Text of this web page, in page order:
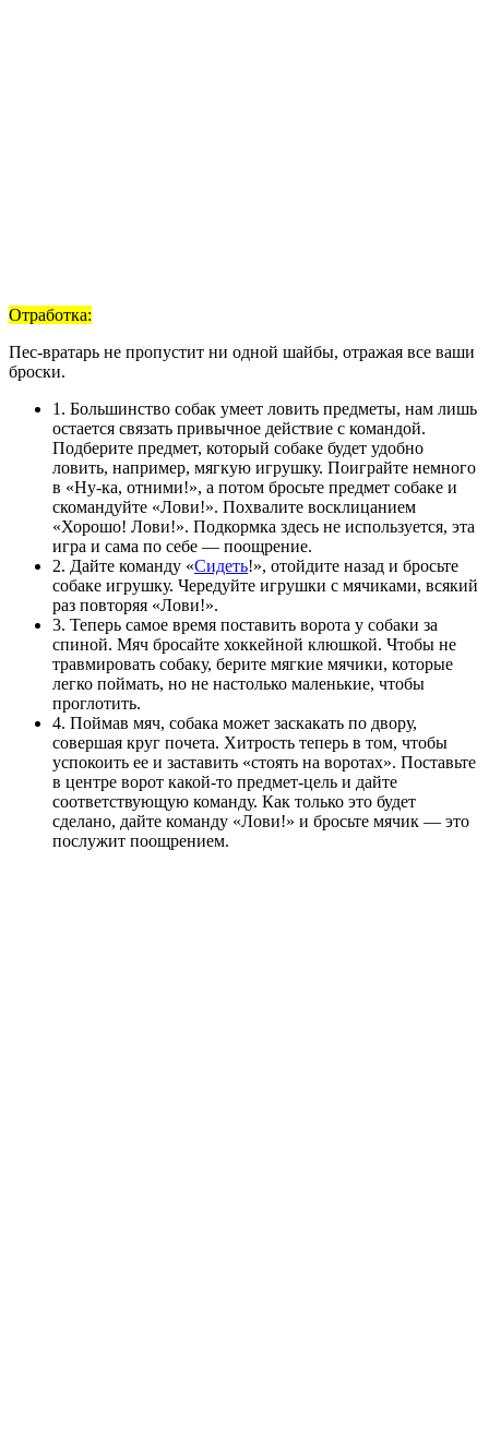
Отработка:
Пес-вратарь не пропустит ни одной шайбы, отражая все ваши
броски.
1. Большинство собак умеет ловить предметы, нам лишь
остается связать привычное действие с командой.
Подберите предмет, который собаке будет удобно
ловить, например, мягкую игрушку. Поиграйте немного
в «Ну-ка, отними!», а потом бросьте предмет собаке и
скомандуйте «Лови!». Похвалите восклицанием
«Хорошо! Лови!». Подкормка здесь не используется, эта
игра и сама по себе — поощрение.
2. Дайте команду «Сидеть!», отойдите назад и бросьте
собаке игрушку. Чередуйте игрушки с мячиками, всякий
раз повторяя «Лови!».
3. Теперь самое время поставить ворота у собаки за
спиной. Мяч бросайте хоккейной клюшкой. Чтобы не
травмировать собаку, берите мягкие мячики, которые
легко поймать, но не настолько маленькие, чтобы
проглотить.
4. Поймав мяч, собака может заскакать по двору,
совершая круг почета. Хитрость теперь в том, чтобы
успокоить ее и заставить «стоять на воротах». Поставьте
в центре ворот какой-то предмет-цель и дайте
соответствующую команду. Как только это будет
сделано, дайте команду «Лови!» и бросьте мячик — это
послужит поощрением.